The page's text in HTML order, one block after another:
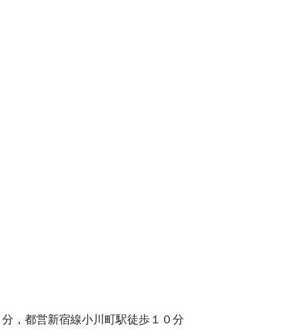
，都営新宿線小川町駅徒歩１０分